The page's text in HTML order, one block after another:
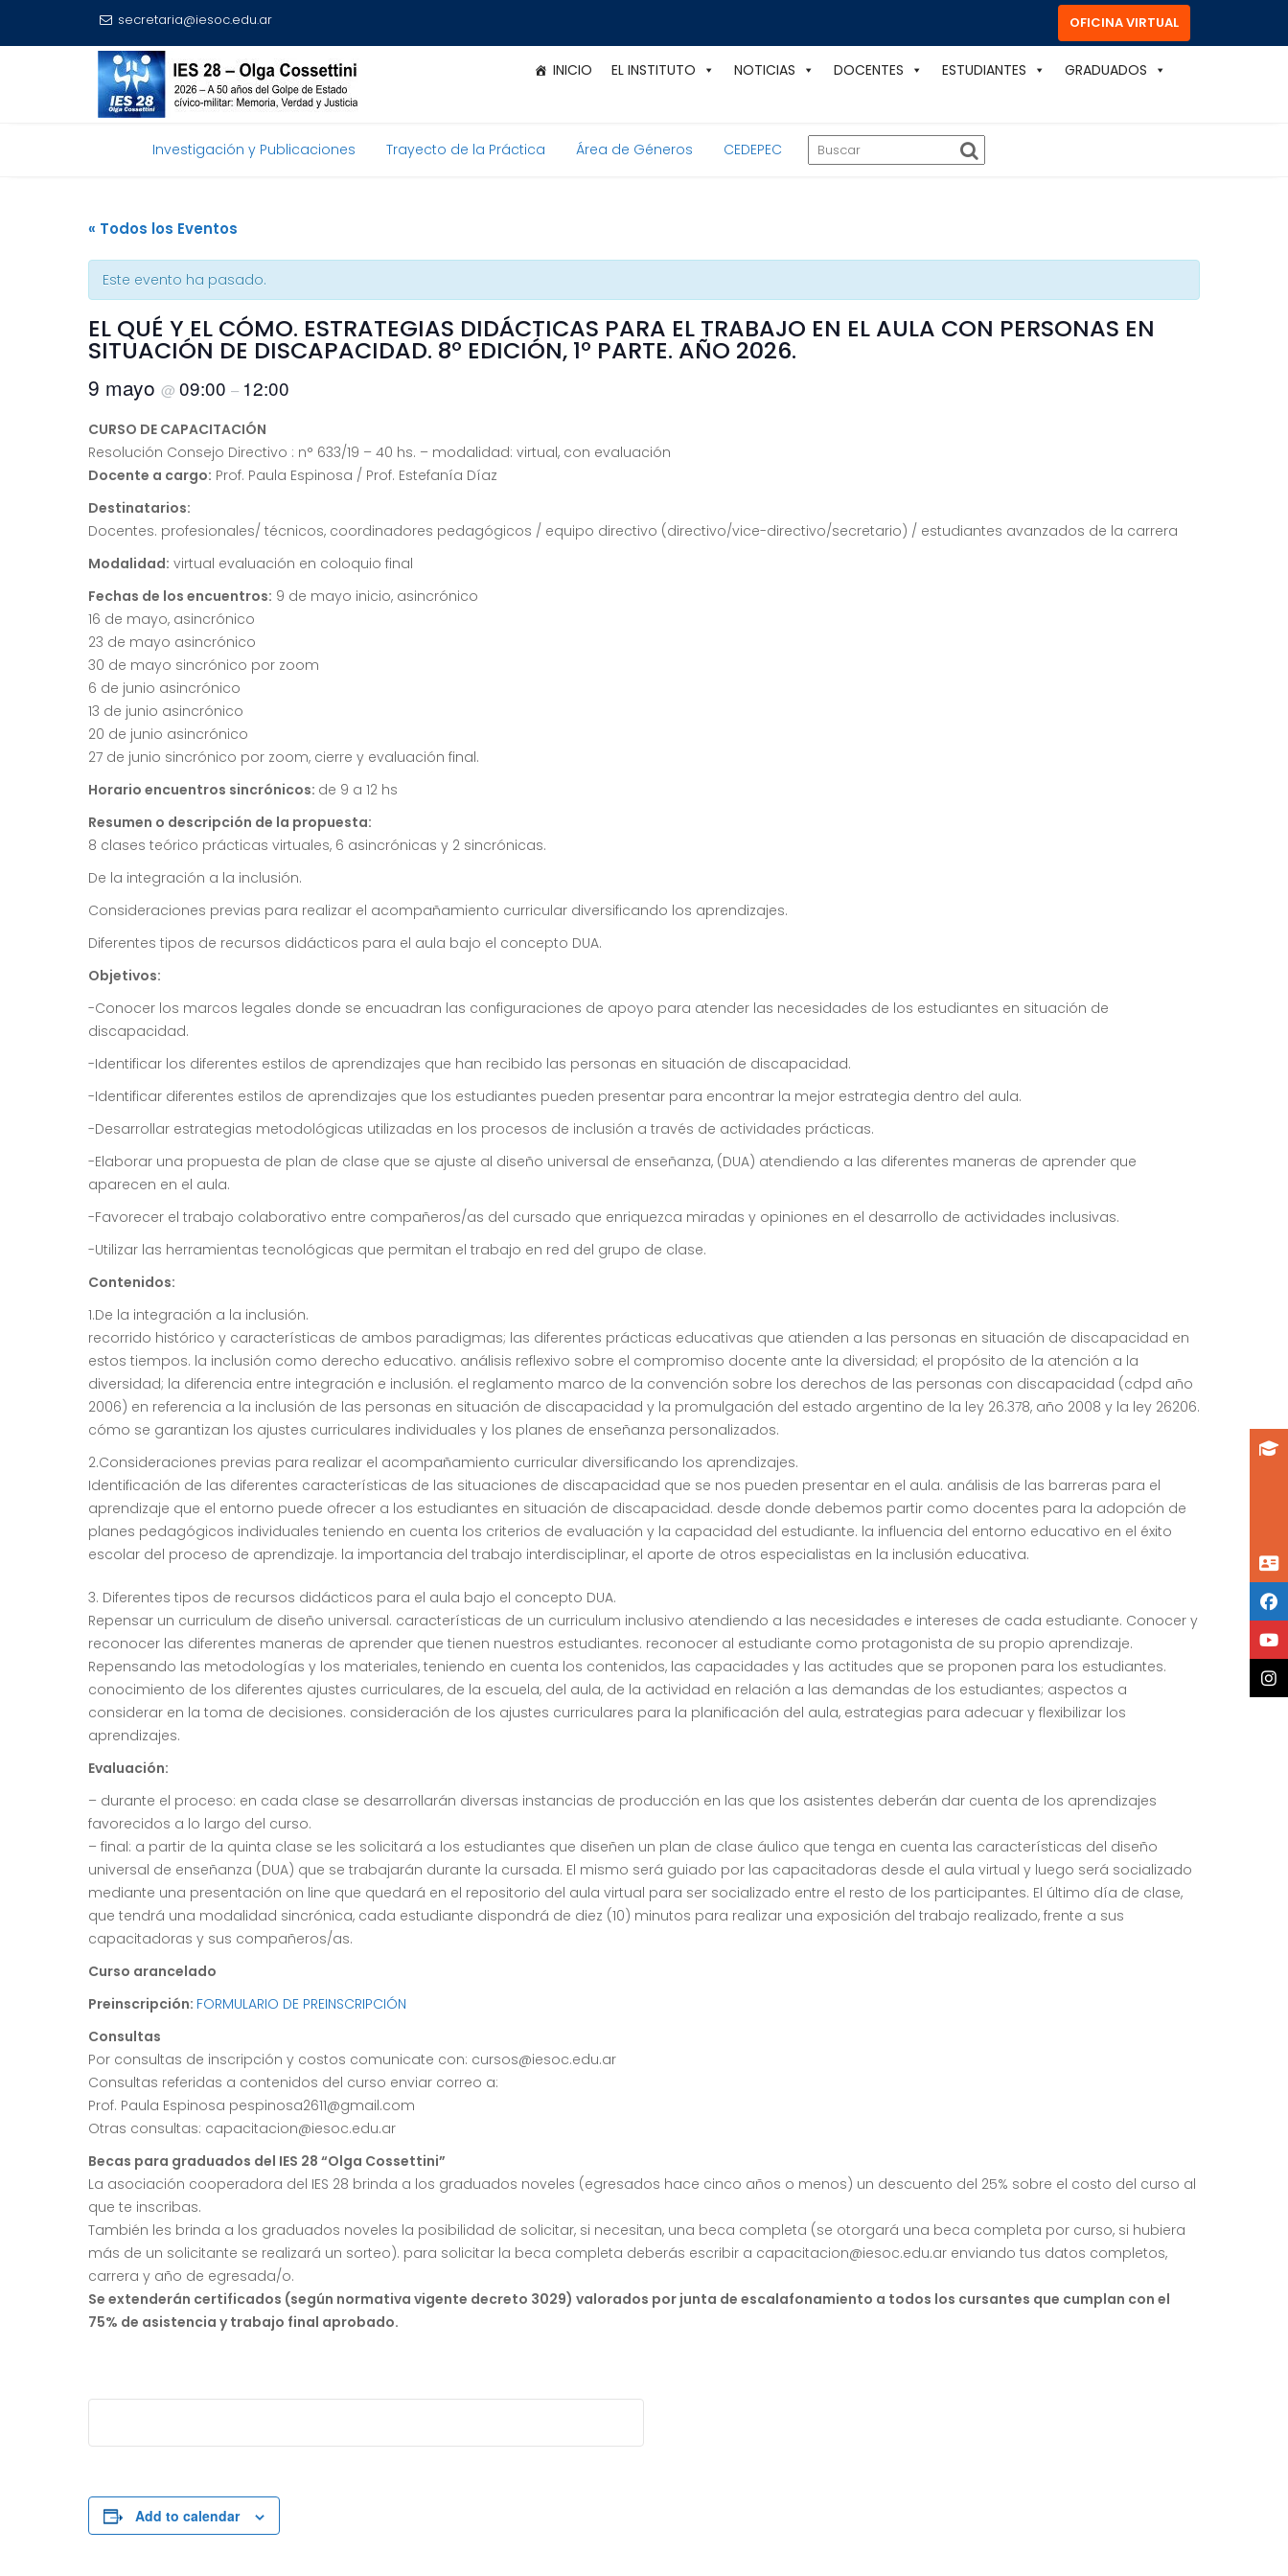
Investigación y Publicaciones Trayecto de la Práctica Área de Géneros
CEDEPEC
secretaria@iesoc.edu.ar OFICINA VIRTUAL
INICIO EL INSTITUTO NOTICIAS DOCENTES ESTUDIANTES GRADUADOS
« Todos los Eventos
Este evento ha pasado.
EL QUÉ Y EL CÓMO. ESTRATEGIAS DIDÁCTICAS PARA EL TRABAJO EN EL AULA CON PERSONAS EN
SITUACIÓN DE DISCAPACIDAD. 8º EDICIÓN, 1º PARTE. AÑO 2026.
9 mayo @ 09:00 – 12:00
CURSO DE CAPACITACIÓN
Resolución Consejo Directivo : n° 633/19 – 40 hs. – modalidad: virtual, con evaluación
Docente a cargo: Prof. Paula Espinosa / Prof. Estefanía Díaz
Destinatarios:
Docentes. profesionales/ técnicos, coordinadores pedagógicos / equipo directivo (directivo/vice-directivo/secretario) / estudiantes avanzados de la carrera
Modalidad: virtual evaluación en coloquio final
Fechas de los encuentros: 9 de mayo inicio, asincrónico
16 de mayo, asincrónico
23 de mayo asincrónico
30 de mayo sincrónico por zoom
6 de junio asincrónico
13 de junio asincrónico
20 de junio asincrónico
27 de junio sincrónico por zoom, cierre y evaluación final.
Horario encuentros sincrónicos: de 9 a 12 hs
Resumen o descripción de la propuesta:
8 clases teórico prácticas virtuales, 6 asincrónicas y 2 sincrónicas.
De la integración a la inclusión.
Consideraciones previas para realizar el acompañamiento curricular diversificando los aprendizajes.
Diferentes tipos de recursos didácticos para el aula bajo el concepto DUA.
Objetivos:
-Conocer los marcos legales donde se encuadran las configuraciones de apoyo para atender las necesidades de los estudiantes en situación de
discapacidad.
-Identificar los diferentes estilos de aprendizajes que han recibido las personas en situación de discapacidad.
-Identificar diferentes estilos de aprendizajes que los estudiantes pueden presentar para encontrar la mejor estrategia dentro del aula.
-Desarrollar estrategias metodológicas utilizadas en los procesos de inclusión a través de actividades prácticas.
-Elaborar una propuesta de plan de clase que se ajuste al diseño universal de enseñanza, (DUA) atendiendo a las diferentes maneras de aprender que
aparecen en el aula.
-Favorecer el trabajo colaborativo entre compañeros/as del cursado que enriquezca miradas y opiniones en el desarrollo de actividades inclusivas.
-Utilizar las herramientas tecnológicas que permitan el trabajo en red del grupo de clase.
Contenidos:
1.De la integración a la inclusión.
recorrido histórico y características de ambos paradigmas; las diferentes prácticas educativas que atienden a las personas en situación de discapacidad en
estos tiempos. la inclusión como derecho educativo. análisis reflexivo sobre el compromiso docente ante la diversidad; el propósito de la atención a la
diversidad; la diferencia entre integración e inclusión. el reglamento marco de la convención sobre los derechos de las personas con discapacidad (cdpd año
2006) en referencia a la inclusión de las personas en situación de discapacidad y la promulgación del estado argentino de la ley 26.378, año 2008 y la ley 26206.
cómo se garantizan los ajustes curriculares individuales y los planes de enseñanza personalizados.
2.Consideraciones previas para realizar el acompañamiento curricular diversificando los aprendizajes.
Identificación de las diferentes características de las situaciones de discapacidad que se nos pueden presentar en el aula. análisis de las barreras para el
aprendizaje que el entorno puede ofrecer a los estudiantes en situación de discapacidad. desde donde debemos partir como docentes para la adopción de
planes pedagógicos individuales teniendo en cuenta los criterios de evaluación y la capacidad del estudiante. la influencia del entorno educativo en el éxito
escolar del proceso de aprendizaje. la importancia del trabajo interdisciplinar, el aporte de otros especialistas en la inclusión educativa.
3. Diferentes tipos de recursos didácticos para el aula bajo el concepto DUA.
Repensar un curriculum de diseño universal. características de un curriculum inclusivo atendiendo a las necesidades e intereses de cada estudiante. Conocer y
reconocer las diferentes maneras de aprender que tienen nuestros estudiantes. reconocer al estudiante como protagonista de su propio aprendizaje.
Repensando las metodologías y los materiales, teniendo en cuenta los contenidos, las capacidades y las actitudes que se proponen para los estudiantes.
conocimiento de los diferentes ajustes curriculares, de la escuela, del aula, de la actividad en relación a las demandas de los estudiantes; aspectos a
considerar en la toma de decisiones. consideración de los ajustes curriculares para la planificación del aula, estrategias para adecuar y flexibilizar los
aprendizajes.
Evaluación:
– durante el proceso: en cada clase se desarrollarán diversas instancias de producción en las que los asistentes deberán dar cuenta de los aprendizajes
favorecidos a lo largo del curso.
– final: a partir de la quinta clase se les solicitará a los estudiantes que diseñen un plan de clase áulico que tenga en cuenta las características del diseño
universal de enseñanza (DUA) que se trabajarán durante la cursada. El mismo será guiado por las capacitadoras desde el aula virtual y luego será socializado
mediante una presentación on line que quedará en el repositorio del aula virtual para ser socializado entre el resto de los participantes. El último día de clase,
que tendrá una modalidad sincrónica, cada estudiante dispondrá de diez (10) minutos para realizar una exposición del trabajo realizado, frente a sus
capacitadoras y sus compañeros/as.
Curso arancelado
Preinscripción: FORMULARIO DE PREINSCRIPCIÓN
Consultas
Por consultas de inscripción y costos comunicate con: cursos@iesoc.edu.ar
Consultas referidas a contenidos del curso enviar correo a:
Prof. Paula Espinosa pespinosa2611@gmail.com
Otras consultas: capacitacion@iesoc.edu.ar
Becas para graduados del IES 28 “Olga Cossettini”
La asociación cooperadora del IES 28 brinda a los graduados noveles (egresados hace cinco años o menos) un descuento del 25% sobre el costo del curso al
que te inscribas.
También les brinda a los graduados noveles la posibilidad de solicitar, si necesitan, una beca completa (se otorgará una beca completa por curso, si hubiera
más de un solicitante se realizará un sorteo). para solicitar la beca completa deberás escribir a capacitacion@iesoc.edu.ar enviando tus datos completos,
carrera y año de egresada/o.
Se extenderán certificados (según normativa vigente decreto 3029) valorados por junta de escalafonamiento a todos los cursantes que cumplan con el
75% de asistencia y trabajo final aprobado.
Add to calendar